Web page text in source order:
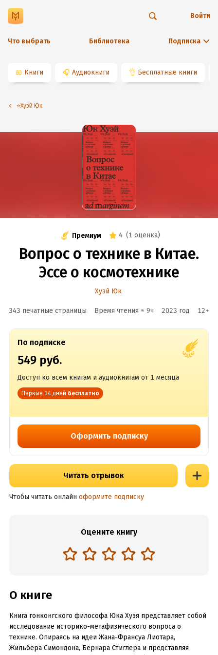
Что выбрать Библиотека Подписка
Войти
📖 Книги 🎧 Аудиокниги 👌 Бесплатные книги
⭐️Хуэй Юк
Премиум 4 (1 оценка)
Вопрос о технике в Китае.
Эссе о космотехнике
Хуэй Юк
343 печатные страницы Время чтения ≈ 9ч 2023 год 12+
По подписке
549 руб.
Доступ ко всем книгам и аудиокнигам от 1 месяца
Первые 14 дней бесплатно
Оформить подписку
Читать отрывок
Чтобы читать онлайн оформите подписку
Оцените книгу
О книге
Книга гонконгского философа Юка Хуэя представляет собой
исследование историко-метафизического вопроса о
технике. Опираясь на идеи Жана-Франсуа Лиотара,
Жильбера Симондона, Бернара Стиглера и представляя